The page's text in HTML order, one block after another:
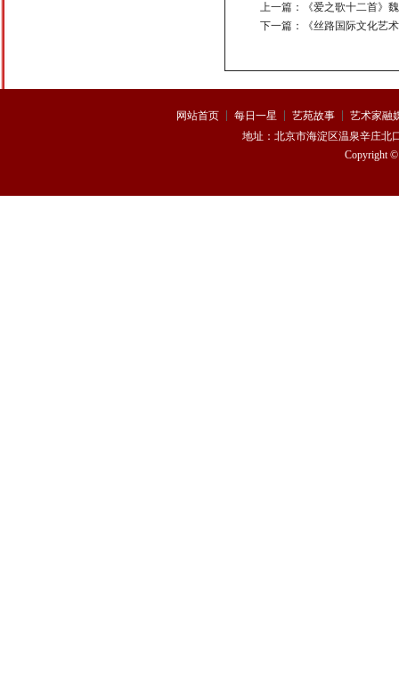
上一篇：
《爱之歌十二首》
下一篇：
《丝路国际文化艺
网站首页 每日一星 艺苑故事
艺术家融
地址： 北京市海淀区温泉辛庄北
Copyright